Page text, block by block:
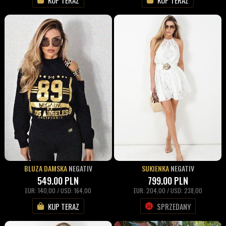
BLUZA DAMSKANEGATIV
549.00PLN
EUR: 140,00 / USD: 164,00
KUP TERAZ
SUKIENKANEGATIV
799.00PLN
EUR: 204,00 / USD: 238,00
SPRZEDANY